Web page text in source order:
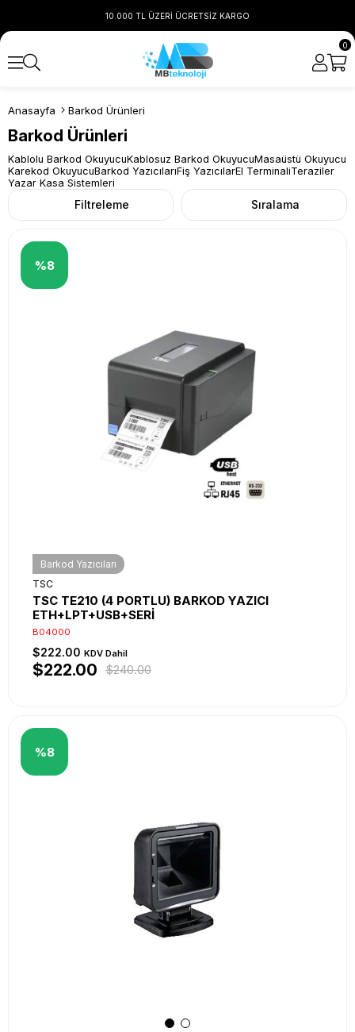
10.000 TL ÜZERİ ÜCRETSİZ KARGO
0
Anasayfa Barkod Ürünleri
Barkod Ürünleri
Kablolu Barkod OkuyucuKablosuz Barkod OkuyucuMasaüstü Okuyucu
Karekod OkuyucuBarkod YazıcılarıFiş YazıcılarEl TerminaliTeraziler
Yazar Kasa Sistemleri
Filtreleme Sıralama
Barkod Yazıcıları
TSC
TSC TE210 (4 PORTLU) BARKOD YAZICI
ETH+LPT+USB+SERİ
B04000
$222.00 KDV Dahil
$222.00 $240.00
%8
%8